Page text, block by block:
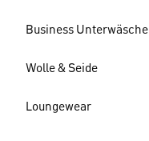
Business Unterwäsche
Wolle & Seide
Loungewear